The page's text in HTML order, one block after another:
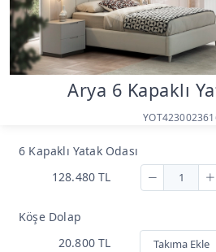
Arya 6 Kapaklı
6 Kapaklı Yatak Odası
128.480 TL
Köşe Dolap
20.800 TL
Takıma Ekle